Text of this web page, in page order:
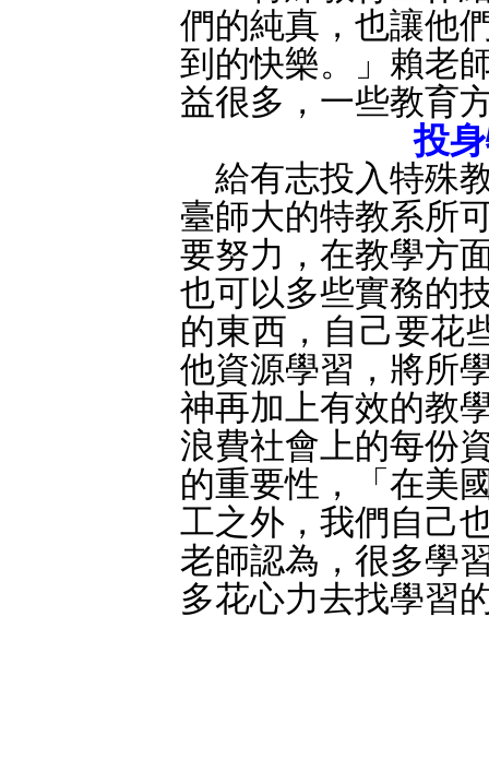
們的純真，也讓他
到的快樂。」賴老
益很多，一些教育
投
給有志投入特殊
臺師大的特教系所
要努力，在教學方
也可以多些實務的
的東西，自己要花
他資源學習，將所
神再加上有效的教
浪費社會上的每份
的重要性，「在美
工之外，我們自己
老師認為，很多學
多花心力去找學習